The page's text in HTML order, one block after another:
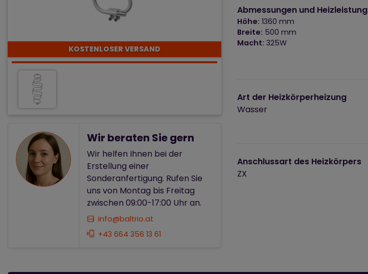
Abmessungen und Heizleistung
Höhe: 1360 mm
Breite: 500 mm
Macht: 325W
Art der Heizkörperheizung
Wasser
Anschlussart des Heizkörpers
ZX
KOSTENLOSER VERSAND
Wir beraten Sie gern
Wir helfen Ihnen bei der
Erstellung einer
Sonderanfertigung. Rufen Sie
uns von Montag bis Freitag
zwischen 09:00-17:00 Uhr an.
info@baltrio.at
+43 664 356 13 61